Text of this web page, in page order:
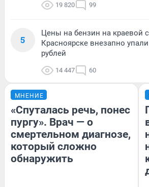
19 820 99
5
Цены на бензин на краевой
Красноярске внезапно
рублей
14 447 60
МНЕНИЕ
«Спуталась речь, понес
пургу». Врач — о
смертельном диагнозе,
который сложно
обнаружить